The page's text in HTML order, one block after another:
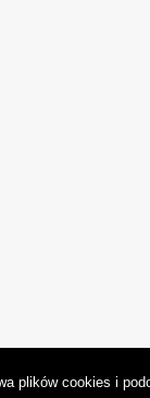
plików cookies i